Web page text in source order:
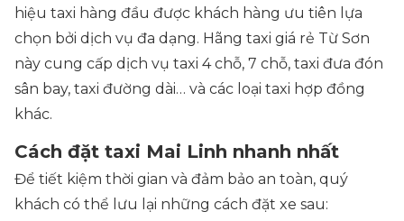
hiệu taxi hàng đầu được khách hàng ưu tiên lựa
chọn bởi dịch vụ đa dạng. Hãng taxi giá rẻ Từ Sơn
này cung cấp dịch vụ taxi 4 chỗ, 7 chỗ, taxi đưa đón
sân bay, taxi đường dài… và các loại taxi hợp đồng
khác.
Cách đặt taxi Mai Linh nhanh nhất
Để tiết kiệm thời gian và đảm bảo an toàn, quý
khách có thể lưu lại những cách đặt xe sau: